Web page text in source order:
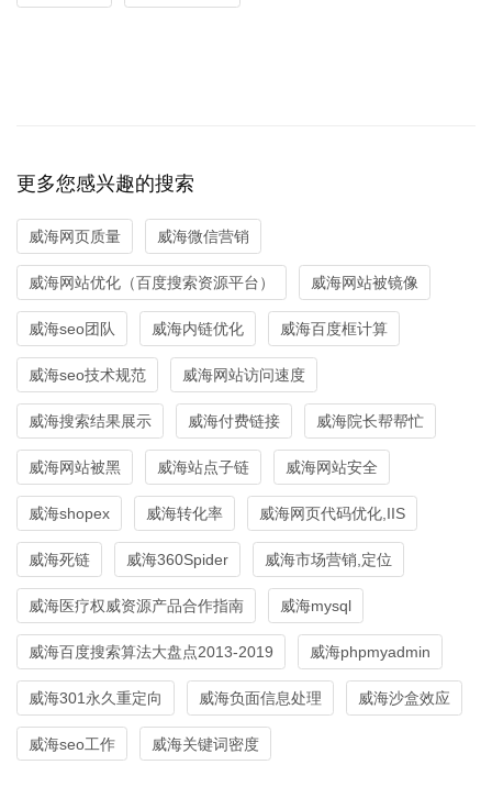
更多您感兴趣的搜索
威海网页质量 威海微信营销
威海网站优化（百度搜索资源平台） 威海网站被镜像
威海seo团队 威海内链优化 威海百度框计算
威海seo技术规范 威海网站访问速度
威海搜索结果展示 威海付费链接 威海院长帮帮忙
威海网站被黑 威海站点子链 威海网站安全
威海shopex 威海转化率 威海网页代码优化,IIS
威海死链 威海360Spider 威海市场营销,定位
威海医疗权威资源产品合作指南 威海mysql
威海百度搜索算法大盘点2013-2019 威海phpmyadmin
威海301永久重定向 威海负面信息处理 威海沙盒效应
威海seo工作 威海关键词密度